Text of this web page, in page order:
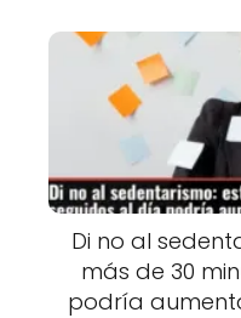
Di no al
más de 30
podría